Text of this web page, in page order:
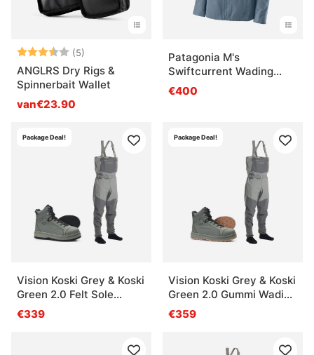
Beoordeling:
(5)
ANGLRS Dry Rigs &
Spinnerbait Wallet
van€23.90
Patagonia M's
Swiftcurrent Wading
Jacket UTB
€400
Package Deal!
Vision Koski Grey & Koski
Green 2.0 Felt Sole
Wading Kit
€339
Package Deal!
Vision Koski Grey & Koski
Green 2.0 Gummi Wading
Set
€359